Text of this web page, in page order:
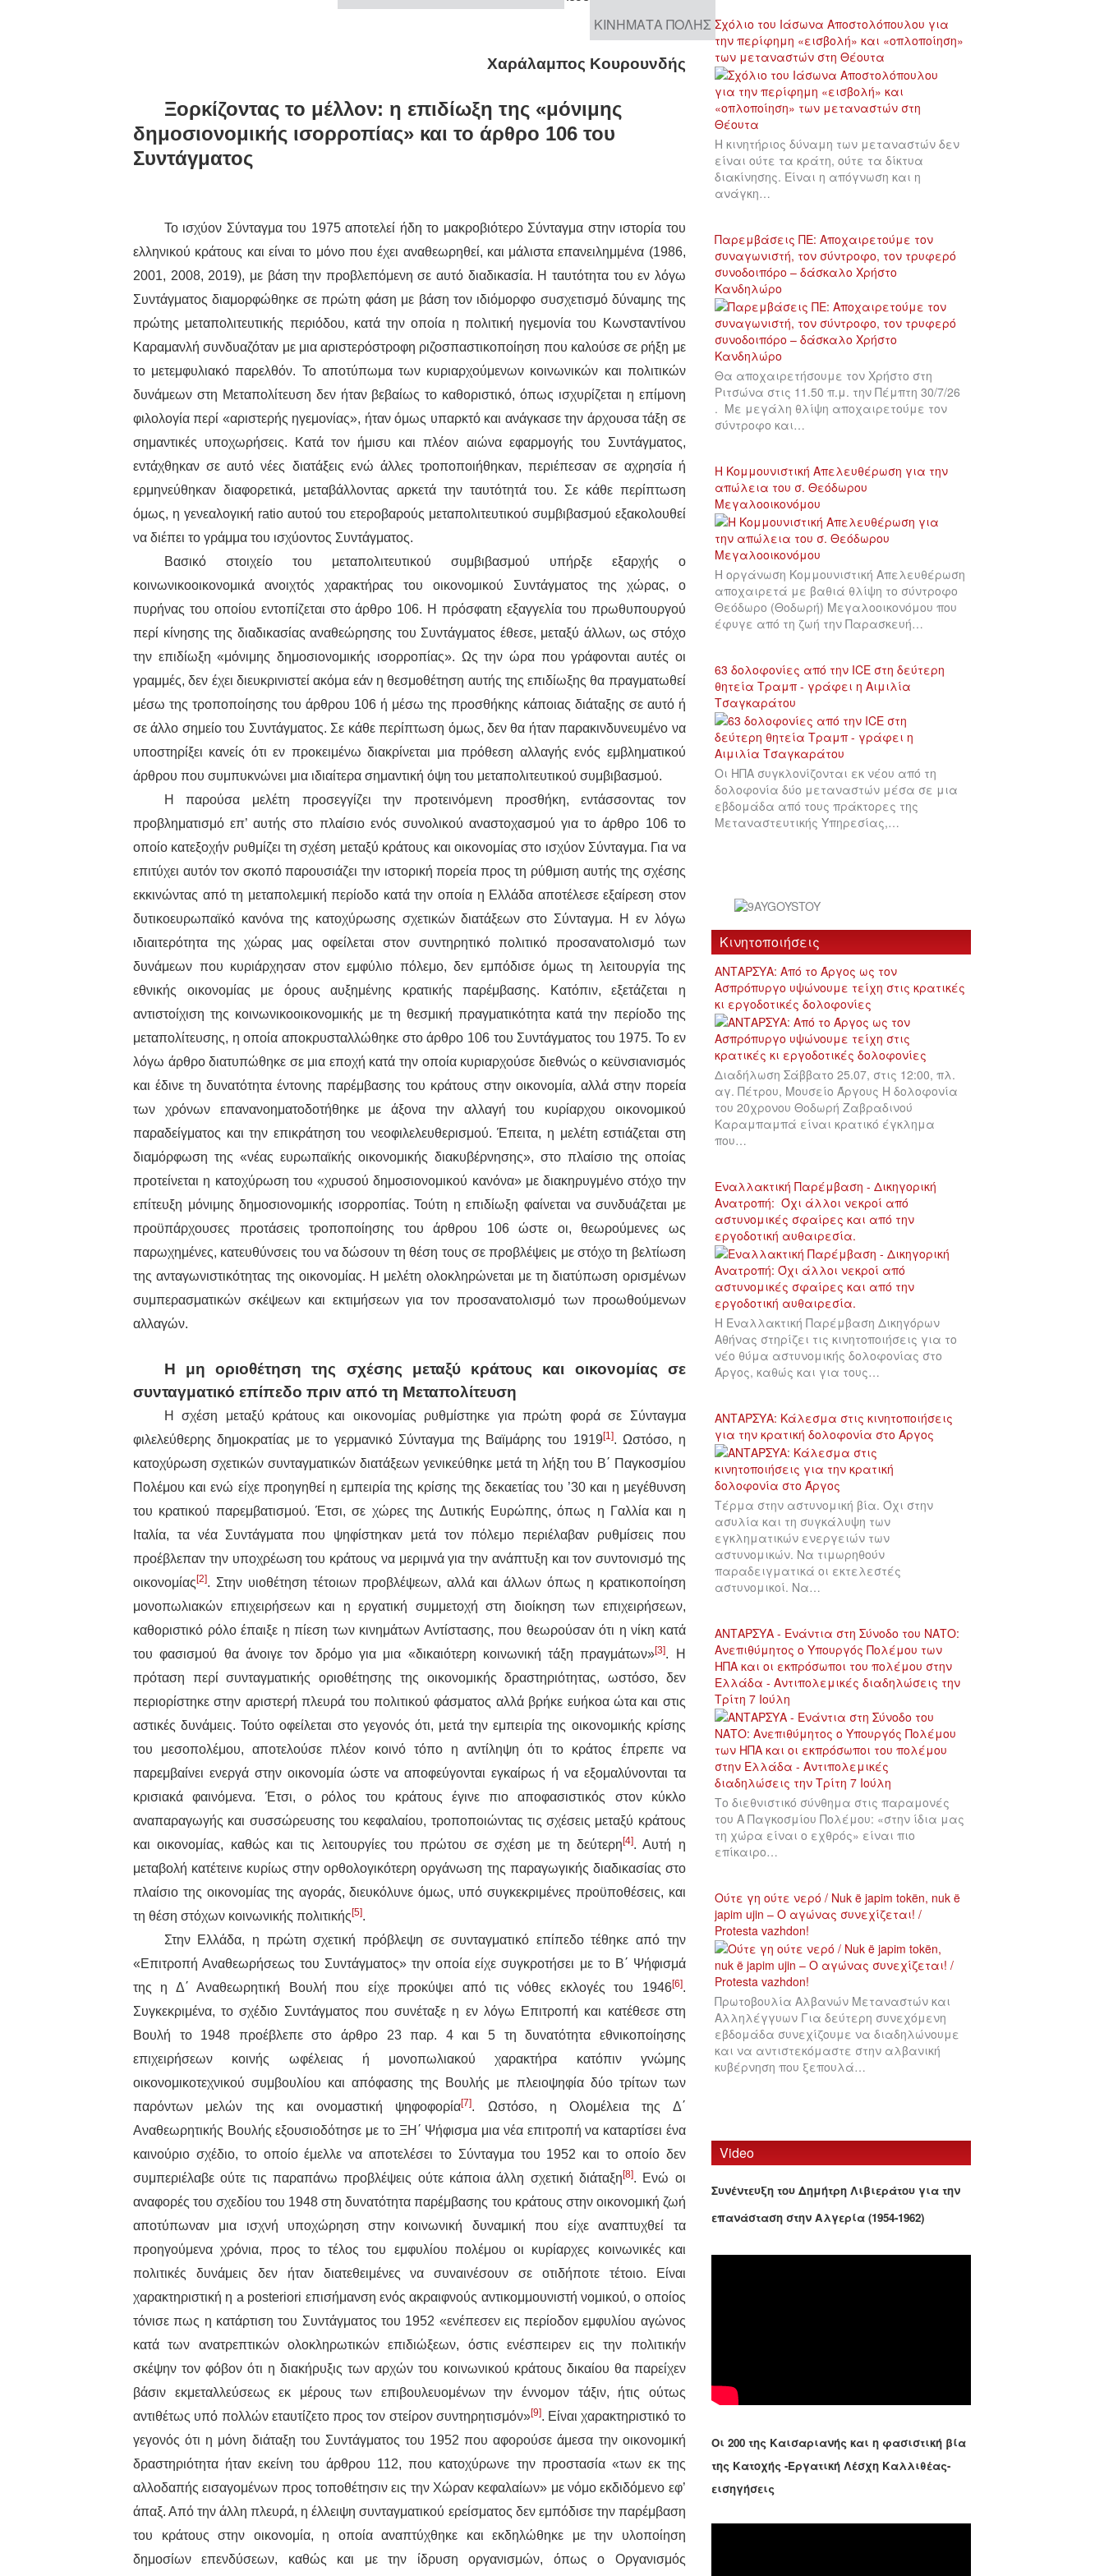
ΚΙΝΉΜΑΤΑ ΠΌΛΗΣ
Χαράλαμπος Κουρουνδής
Ξορκίζοντας το μέλλον: η επιδίωξη της «μόνιμης
δημοσιονομικής ισορροπίας» και το άρθρο 106 του
Συντάγματος
Το ισχύον Σύνταγμα του 1975 αποτελεί ήδη το μακροβιότερο Σύνταγμα στην ιστορία του
ελληνικού κράτους και είναι το μόνο που έχει αναθεωρηθεί, και μάλιστα επανειλημμένα (1986,
2001, 2008, 2019), με βάση την προβλεπόμενη σε αυτό διαδικασία. Η ταυτότητα του εν λόγω
Συντάγματος διαμορφώθηκε σε πρώτη φάση με βάση τον ιδιόμορφο συσχετισμό δύναμης της
πρώτης μεταπολιτευτικής περιόδου, κατά την οποία η πολιτική ηγεμονία του Κωνσταντίνου
Καραμανλή συνδυαζόταν με μια αριστερόστροφη ριζοσπαστικοποίηση που καλούσε σε ρήξη με
το μετεμφυλιακό παρελθόν. Το αποτύπωμα των κυριαρχούμενων κοινωνικών και πολιτικών
δυνάμεων στη Μεταπολίτευση δεν ήταν βεβαίως το καθοριστικό, όπως ισχυρίζεται η επίμονη
φιλολογία περί «αριστερής ηγεμονίας», ήταν όμως υπαρκτό και ανάγκασε την άρχουσα τάξη σε
σημαντικές υποχωρήσεις. Κατά τον ήμισυ και πλέον αιώνα εφαρμογής του Συντάγματος,
εντάχθηκαν σε αυτό νέες διατάξεις ενώ άλλες τροποποιήθηκαν, περιέπεσαν σε αχρησία ή
ερμηνεύθηκαν διαφορετικά, μεταβάλλοντας αρκετά την ταυτότητά του. Σε κάθε περίπτωση
όμως, η γενεαλογική ratio αυτού του ετεροβαρούς μεταπολιτευτικού συμβιβασμού εξακολουθεί
να διέπει το γράμμα του ισχύοντος Συντάγματος.
Βασικό στοιχείο του μεταπολιτευτικού συμβιβασμού υπήρξε εξαρχής ο
κοινωνικοοικονομικά ανοιχτός χαρακτήρας του οικονομικού Συντάγματος της χώρας, ο
πυρήνας του οποίου εντοπίζεται στο άρθρο 106. Η πρόσφατη εξαγγελία του πρωθυπουργού
περί κίνησης της διαδικασίας αναθεώρησης του Συντάγματος έθεσε, μεταξύ άλλων, ως στόχο
την επιδίωξη «μόνιμης δημοσιονομικής ισορροπίας». Ως την ώρα που γράφονται αυτές οι
γραμμές, δεν έχει διευκρινιστεί ακόμα εάν η θεσμοθέτηση αυτής της επιδίωξης θα πραγματωθεί
μέσω της τροποποίησης του άρθρου 106 ή μέσω της προσθήκης κάποιας διάταξης σε αυτό ή
σε άλλο σημείο του Συντάγματος. Σε κάθε περίπτωση όμως, δεν θα ήταν παρακινδυνευμένο να
υποστηρίξει κανείς ότι εν προκειμένω διακρίνεται μια πρόθεση αλλαγής ενός εμβληματικού
άρθρου που συμπυκνώνει μια ιδιαίτερα σημαντική όψη του μεταπολιτευτικού συμβιβασμού.
Η παρούσα μελέτη προσεγγίζει την προτεινόμενη προσθήκη, εντάσσοντας τον
προβληματισμό επ’ αυτής στο πλαίσιο ενός συνολικού αναστοχασμού για το άρθρο 106 το
οποίο κατεξοχήν ρυθμίζει τη σχέση μεταξύ κράτους και οικονομίας στο ισχύον Σύνταγμα. Για να
επιτύχει αυτόν τον σκοπό παρουσιάζει την ιστορική πορεία προς τη ρύθμιση αυτής της σχέσης
εκκινώντας από τη μεταπολεμική περίοδο κατά την οποία η Ελλάδα αποτέλεσε εξαίρεση στον
δυτικοευρωπαϊκό κανόνα της κατοχύρωσης σχετικών διατάξεων στο Σύνταγμα. Η εν λόγω
ιδιαιτερότητα της χώρας μας οφείλεται στον συντηρητικό πολιτικό προσανατολισμό των
δυνάμεων που κυριάρχησαν στον εμφύλιο πόλεμο, δεν εμπόδισε όμως τη λειτουργία της
εθνικής οικονομίας με όρους αυξημένης κρατικής παρέμβασης. Κατόπιν, εξετάζεται η
αντιστοίχιση της κοινωνικοοικονομικής με τη θεσμική πραγματικότητα κατά την περίοδο της
μεταπολίτευσης, η οποία αποκρυσταλλώθηκε στο άρθρο 106 του Συντάγματος του 1975. Το εν
λόγω άρθρο διατυπώθηκε σε μια εποχή κατά την οποία κυριαρχούσε διεθνώς ο κεϋνσιανισμός
και έδινε τη δυνατότητα έντονης παρέμβασης του κράτους στην οικονομία, αλλά στην πορεία
των χρόνων επανανοηματοδοτήθηκε με άξονα την αλλαγή του κυρίαρχου οικονομικού
παραδείγματος και την επικράτηση του νεοφιλελευθερισμού. Έπειτα, η μελέτη εστιάζεται στη
διαμόρφωση της «νέας ευρωπαϊκής οικονομικής διακυβέρνησης», στο πλαίσιο της οποίας
προτείνεται η κατοχύρωση του «χρυσού δημοσιονομικού κανόνα» με διακηρυγμένο στόχο την
επίτευξη μόνιμης δημοσιονομικής ισορροπίας. Τούτη η επιδίωξη φαίνεται να συνδυάζεται με
προϋπάρχουσες προτάσεις τροποποίησης του άρθρου 106 ώστε οι, θεωρούμενες ως
παρωχημένες, κατευθύνσεις του να δώσουν τη θέση τους σε προβλέψεις με στόχο τη βελτίωση
της ανταγωνιστικότητας της οικονομίας. Η μελέτη ολοκληρώνεται με τη διατύπωση ορισμένων
συμπερασματικών σκέψεων και εκτιμήσεων για τον προσανατολισμό των προωθούμενων
αλλαγών.
Η μη οριοθέτηση της σχέσης μεταξύ κράτους και οικονομίας σε
συνταγματικό επίπεδο πριν από τη Μεταπολίτευση
Η σχέση μεταξύ κράτους και οικονομίας ρυθμίστηκε για πρώτη φορά σε Σύνταγμα
φιλελεύθερης δημοκρατίας με το γερμανικό Σύνταγμα της Βαϊμάρης του 1919[1]. Ωστόσο, η
κατοχύρωση σχετικών συνταγματικών διατάξεων γενικεύθηκε μετά τη λήξη του Β΄ Παγκοσμίου
Πολέμου και ενώ είχε προηγηθεί η εμπειρία της κρίσης της δεκαετίας του ’30 και η μεγέθυνση
του κρατικού παρεμβατισμού. Έτσι, σε χώρες της Δυτικής Ευρώπης, όπως η Γαλλία και η
Ιταλία, τα νέα Συντάγματα που ψηφίστηκαν μετά τον πόλεμο περιέλαβαν ρυθμίσεις που
προέβλεπαν την υποχρέωση του κράτους να μεριμνά για την ανάπτυξη και τον συντονισμό της
οικονομίας [2]. Στην υιοθέτηση τέτοιων προβλέψεων, αλλά και άλλων όπως η κρατικοποίηση
μονοπωλιακών επιχειρήσεων και η εργατική συμμετοχή στη διοίκηση των επιχειρήσεων,
καθοριστικό ρόλο έπαιξε η πίεση των κινημάτων Αντίστασης, που θεωρούσαν ότι η νίκη κατά
του φασισμού θα άνοιγε τον δρόμο για μια «δικαιότερη κοινωνική τάξη πραγμάτων»[3]. Η
πρόταση περί συνταγματικής οριοθέτησης της οικονομικής δραστηριότητας, ωστόσο, δεν
περιορίστηκε στην αριστερή πλευρά του πολιτικού φάσματος αλλά βρήκε ευήκοα ώτα και στις
αστικές δυνάμεις. Τούτο οφείλεται στο γεγονός ότι, μετά την εμπειρία της οικονομικής κρίσης
του μεσοπολέμου, αποτελούσε πλέον κοινό τόπο η αντίληψη ότι το κράτος έπρεπε να
παρεμβαίνει ενεργά στην οικονομία ώστε να αποφεύγονται εγκαίρως ή να εξομαλύνονται τα
κρισιακά φαινόμενα. Έτσι, ο ρόλος του κράτους έγινε πιο αποφασιστικός στον κύκλο
αναπαραγωγής και συσσώρευσης του κεφαλαίου, τροποποιώντας τις σχέσεις μεταξύ κράτους
και οικονομίας, καθώς και τις λειτουργίες του πρώτου σε σχέση με τη δεύτερη[4]. Αυτή η
μεταβολή κατέτεινε κυρίως στην ορθολογικότερη οργάνωση της παραγωγικής διαδικασίας στο
πλαίσιο της οικονομίας της αγοράς, διευκόλυνε όμως, υπό συγκεκριμένες προϋποθέσεις, και
τη θέση στόχων κοινωνικής πολιτικής [5].
Στην Ελλάδα, η πρώτη σχετική πρόβλεψη σε συνταγματικό επίπεδο τέθηκε από την
«Επιτροπή Αναθεωρήσεως του Συντάγματος» την οποία είχε συγκροτήσει με το Β΄ Ψήφισμά
της η Δ΄ Αναθεωρητική Βουλή που είχε προκύψει από τις νόθες εκλογές του 1946[6].
Συγκεκριμένα, το σχέδιο Συντάγματος που συνέταξε η εν λόγω Επιτροπή και κατέθεσε στη
Βουλή το 1948 προέβλεπε στο άρθρο 23 παρ. 4 και 5 τη δυνατότητα εθνικοποίησης
επιχειρήσεων κοινής ωφέλειας ή μονοπωλιακού χαρακτήρα κατόπιν γνώμης
οικονομικοτεχνικού συμβουλίου και απόφασης της Βουλής με πλειοψηφία δύο τρίτων των
παρόντων μελών της και ονομαστική ψηφοφορία[7]. Ωστόσο, η Ολομέλεια της Δ΄
Αναθεωρητικής Βουλής εξουσιοδότησε με το ΞΗ΄ Ψήφισμα μια νέα επιτροπή να καταρτίσει ένα
καινούριο σχέδιο, το οποίο έμελλε να αποτελέσει το Σύνταγμα του 1952 και το οποίο δεν
συμπεριέλαβε ούτε τις παραπάνω προβλέψεις ούτε κάποια άλλη σχετική διάταξη[8]. Ενώ οι
αναφορές του σχεδίου του 1948 στη δυνατότητα παρέμβασης του κράτους στην οικονομική ζωή
αποτύπωναν μια ισχνή υποχώρηση στην κοινωνική δυναμική που είχε αναπτυχθεί τα
προηγούμενα χρόνια, προς το τέλος του εμφυλίου πολέμου οι κυρίαρχες κοινωνικές και
πολιτικές δυνάμεις δεν ήταν διατεθειμένες να συναινέσουν σε οτιδήποτε τέτοιο. Είναι
χαρακτηριστική η a posteriori επισήμανση ενός ακραιφνούς αντικομμουνιστή νομικού, ο οποίος
τόνισε πως η κατάρτιση του Συντάγματος του 1952 «ενέπεσεν εις περίοδον εμφυλίου αγώνος
κατά των ανατρεπτικών ολοκληρωτικών επιδιώξεων, όστις ενέσπειρεν εις την πολιτικήν
σκέψην τον φόβον ότι η διακήρυξις των αρχών του κοινωνικού κράτους δικαίου θα παρείχεν
βάσιν εκμεταλλεύσεως εκ μέρους των επιβουλευομένων την έννομον τάξιν, ήτις ούτως
αντιθέτως υπό πολλών εταυτίζετο προς τον στείρον συντηρητισμόν»[9]. Είναι χαρακτηριστικό το
γεγονός ότι η μόνη διάταξη του Συντάγματος του 1952 που αφορούσε άμεσα την οικονομική
δραστηριότητα ήταν εκείνη του άρθρου 112, που κατοχύρωνε την προστασία «των εκ της
αλλοδαπής εισαγομένων προς τοποθέτησιν εις την Χώραν κεφαλαίων» με νόμο εκδιδόμενο εφ’
άπαξ. Από την άλλη πλευρά, η έλλειψη συνταγματικού ερείσματος δεν εμπόδισε την παρέμβαση
του κράτους στην οικονομία, η οποία αναπτύχθηκε και εκδηλώθηκε με την υλοποίηση
δημοσίων επενδύσεων, καθώς και με την ίδρυση οργανισμών, όπως ο Οργανισμός
Σχόλιο του Ιάσωνα Αποστολόπουλου για
την περίφημη «εισβολή» και «οπλοποίηση»
των μεταναστών στη Θέουτα
Η κινητήριος δύναμη των μεταναστών δεν
είναι ούτε τα κράτη, ούτε τα δίκτυα
διακίνησης. Είναι η απόγνωση και η
ανάγκη…
Παρεμβάσεις ΠΕ: Αποχαιρετούμε τον
συναγωνιστή, τον σύντροφο, τον τρυφερό
συνοδοιπόρο – δάσκαλο Χρήστο
Κανδηλώρο
Θα αποχαιρετήσουμε τον Χρήστο στη
Ριτσώνα στις 11.50 π.μ. την Πέμπτη 30/7/26
. Με μεγάλη θλίψη αποχαιρετούμε τον
σύντροφο και…
Η Κομμουνιστική Απελευθέρωση για την
απώλεια του σ. Θεόδωρου
Μεγαλοοικονόμου
Η οργάνωση Κομμουνιστική Απελευθέρωση
αποχαιρετά με βαθιά θλίψη το σύντροφο
Θεόδωρο (Θοδωρή) Μεγαλοοικονόμου που
έφυγε από τη ζωή την Παρασκευή…
63 δολοφονίες από την ICE στη δεύτερη
θητεία Τραμπ - γράφει η Αιμιλία
Τσαγκαράτου
Οι ΗΠΑ συγκλονίζονται εκ νέου από τη
δολοφονία δύο μεταναστών μέσα σε μια
εβδομάδα από τους πράκτορες της
Μεταναστευτικής Υπηρεσίας,…
Κινητοποιήσεις
ΑΝΤΑΡΣΥΑ: Από το Άργος ως τον
Ασπρόπυργο υψώνουμε τείχη στις κρατικές
κι εργοδοτικές δολοφονίες
Διαδήλωση Σάββατο 25.07, στις 12:00, πλ.
αγ. Πέτρου, Μουσείο Άργους Η δολοφονία
του 20χρονου Θοδωρή Ζαβραδινού
Καραμπαμπά είναι κρατικό έγκλημα
που…
Εναλλακτική Παρέμβαση - Δικηγορική
Ανατροπή: Όχι άλλοι νεκροί από
αστυνομικές σφαίρες και από την
εργοδοτική αυθαιρεσία.
Η Εναλλακτική Παρέμβαση Δικηγόρων
Αθήνας στηρίζει τις κινητοποιήσεις για το
νέο θύμα αστυνομικής δολοφονίας στο
Άργος, καθώς και για τους…
ΑΝΤΑΡΣΥΑ: Κάλεσμα στις κινητοποιήσεις
για την κρατική δολοφονία στο Άργος
Τέρμα στην αστυνομική βία. Όχι στην
ασυλία και τη συγκάλυψη των
εγκληματικών ενεργειών των
αστυνομικών. Να τιμωρηθούν
παραδειγματικά οι εκτελεστές
αστυνομικοί. Να…
ΑΝΤΑΡΣΥΑ - Ενάντια στη Σύνοδο του ΝΑΤΟ:
Ανεπιθύμητος ο Υπουργός Πολέμου των
ΗΠΑ και οι εκπρόσωποι του πολέμου στην
Ελλάδα - Αντιπολεμικές διαδηλώσεις την
Τρίτη 7 Ιούλη
Το διεθνιστικό σύνθημα στις παραμονές
του Α Παγκοσμίου Πολέμου: «στην ίδια μας
τη χώρα είναι ο εχθρός» είναι πιο
επίκαιρο…
Ούτε γη ούτε νερό / Nuk ë japim tokën, nuk ë
japim ujin – Ο αγώνας συνεχίζεται! /
Protesta vazhdon!
Πρωτοβουλία Αλβανών Μεταναστών και
Αλληλέγγυων Για δεύτερη συνεχόμενη
εβδομάδα συνεχίζουμε να διαδηλώνουμε
και να αντιστεκόμαστε στην αλβανική
κυβέρνηση που ξεπουλά…
Video
Συνέντευξη του Δημήτρη Λιβιεράτου για την
επανάσταση στην Αλγερία (1954-1962)
Οι 200 της Καισαριανής και η φασιστική βία
της Κατοχής -Εργατική Λέσχη Καλλιθέας-
εισηγήσεις